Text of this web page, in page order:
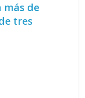
más de
tres